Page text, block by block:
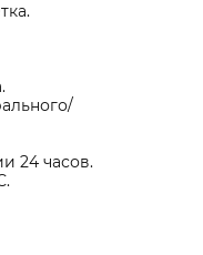
24 часов.